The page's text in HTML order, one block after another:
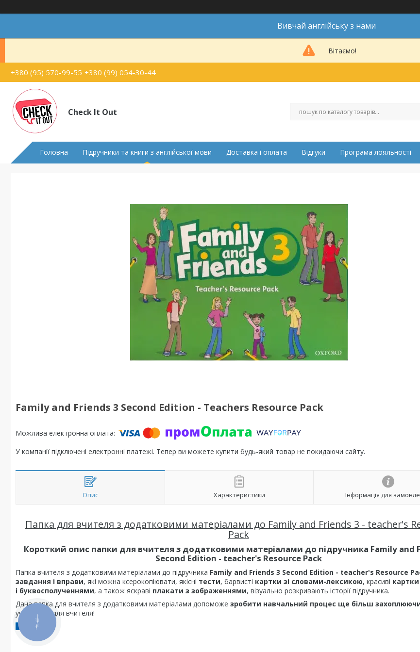
Вивчай англійську з нами
Вітаємо!
+380 (95) 570-99-55 +380 (99) 054-30-44
Check It Out
Головна Підручники та книги з англійської мови Доставка і оплата Відгуки Програма лояльності
Family and Friends 3 Second Edition - Teachers Resource Pack
У компанії підключені електронні платежі. Тепер ви можете купити будь-який товар не покидаючи сайту.
Опис Характеристики Інформація для
Папка для вчителя з додатковими матеріалами до Family and Friends 3 - teacher's
Pack
Короткий опис папки для вчителя з додатковими матеріалами до підручника Family and
Second Edition - teacher's Resource Pack
Папка вчителя з додатковими матеріалами до підручника Family and Friends 3 Second Edition - teacher's Resource
завдання і вправи, які можна ксерокопіювати, якісні тести, барвисті картки зі словами-лексикою, красиві
і буквосполученнями, а також яскраві плакати з зображеннями, візуально розкривають історії підручника.
Дана папка для вчителя з додатковими матеріалами допоможе зробити навчальний процес ще більш
учнів, так і для вчителя!
КНОПКА
ЗВ'ЯЗКУ